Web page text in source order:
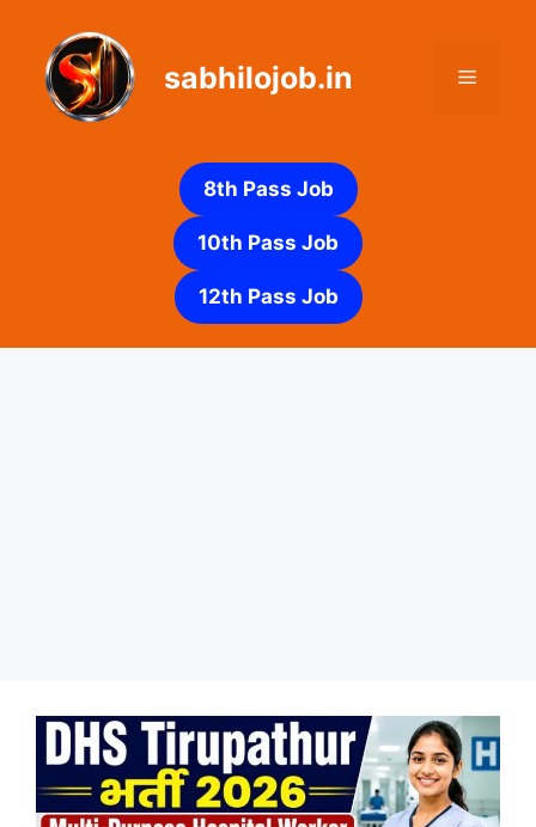
content
sabhilojob.in Menu
8th Pass Job
10th Pass Job
12th Pass Job